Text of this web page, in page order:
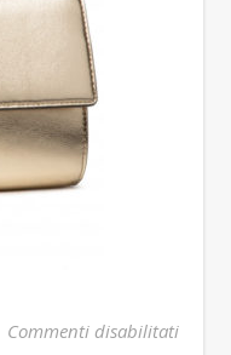
Commenti disabilitatisu